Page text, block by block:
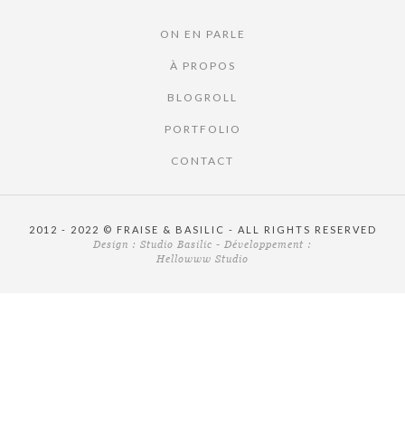
ON EN PARLE
À PROPOS
BLOGROLL
PORTFOLIO
CONTACT
2012 - 2022 © FRAISE & BASILIC - ALL RIGHTS RESERVED
Design : Studio Basilic - Développement :
Hellowww Studio